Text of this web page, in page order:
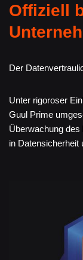
Offiziell
Der
Unter rigoroser
Guul Prime
Überwachung
in Datensicherheit